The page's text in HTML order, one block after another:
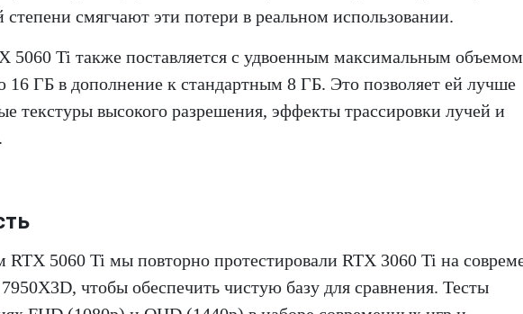
смягчают эти потери в реальном использовании.
5060 Ti также поставляется с удвоенным максимальным объемом
16 ГБ в дополнение к стандартным 8 ГБ. Это позволяет ей лучше
текстуры высокого разрешения, эффекты трассировки лучей и
RTX 5060 Ti мы повторно протестировали RTX 3060 Ti на
чтобы обеспечить чистую базу для сравнения. Тесты